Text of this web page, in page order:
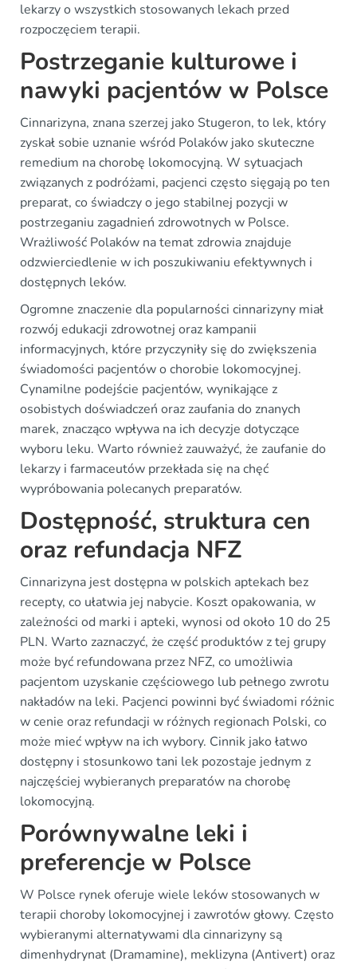
lekarzy o wszystkich stosowanych lekach przed
rozpoczęciem terapii.
Postrzeganie kulturowe i
nawyki pacjentów w Polsce
Cinnarizyna, znana szerzej jako Stugeron, to lek, który
zyskał sobie uznanie wśród Polaków jako skuteczne
remedium na chorobę lokomocyjną. W sytuacjach
związanych z podróżami, pacjenci często sięgają po ten
preparat, co świadczy o jego stabilnej pozycji w
postrzeganiu zagadnień zdrowotnych w Polsce.
Wrażliwość Polaków na temat zdrowia znajduje
odzwierciedlenie w ich poszukiwaniu efektywnych i
dostępnych leków.
Ogromne znaczenie dla popularności cinnarizyny miał
rozwój edukacji zdrowotnej oraz kampanii
informacyjnych, które przyczyniły się do zwiększenia
świadomości pacjentów o chorobie lokomocyjnej.
Cynamilne podejście pacjentów, wynikające z
osobistych doświadczeń oraz zaufania do znanych
marek, znacząco wpływa na ich decyzje dotyczące
wyboru leku. Warto również zauważyć, że zaufanie do
lekarzy i farmaceutów przekłada się na chęć
wypróbowania polecanych preparatów.
Dostępność, struktura cen
oraz refundacja NFZ
Cinnarizyna jest dostępna w polskich aptekach bez
recepty, co ułatwia jej nabycie. Koszt opakowania, w
zależności od marki i apteki, wynosi od około 10 do 25
PLN. Warto zaznaczyć, że część produktów z tej grupy
może być refundowana przez NFZ, co umożliwia
pacjentom uzyskanie częściowego lub pełnego zwrotu
nakładów na leki. Pacjenci powinni być świadomi różnic
w cenie oraz refundacji w różnych regionach Polski, co
może mieć wpływ na ich wybory. Cinnik jako łatwo
dostępny i stosunkowo tani lek pozostaje jednym z
najczęściej wybieranych preparatów na chorobę
lokomocyjną.
Porównywalne leki i
preferencje w Polsce
W Polsce rynek oferuje wiele leków stosowanych w
terapii choroby lokomocyjnej i zawrotów głowy. Często
wybieranymi alternatywami dla cinnarizyny są
dimenhydrynat (Dramamine), meklizyna (Antivert) oraz